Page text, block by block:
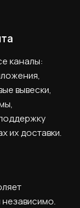
каналы:
вывески,
их доставки.